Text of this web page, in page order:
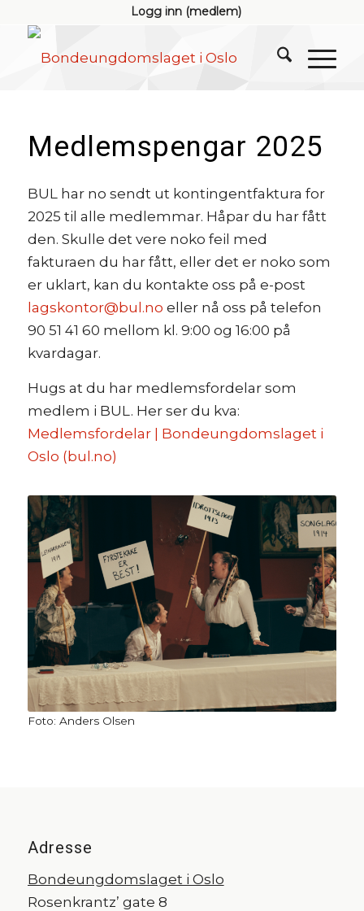
Logg inn (medlem)
Medlemspengar 2025
BUL har no sendt ut kontingentfaktura for
2025 til alle medlemmar. Håpar du har fått
den. Skulle det vere noko feil med
fakturaen du har fått, eller det er noko som
er uklart, kan du kontakte oss på e-post
lagskontor@bul.no eller nå oss på telefon
90 51 41 60 mellom kl. 9:00 og 16:00 på
kvardagar.
Hugs at du har medlemsfordelar som
medlem i BUL. Her ser du kva:
Medlemsfordelar | Bondeungdomslaget i
Oslo (bul.no)
Foto: Anders Olsen
Adresse
Bondeungdomslaget i Oslo
Rosenkrantz’ gate 8